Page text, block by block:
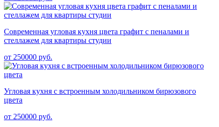
Современная угловая кухня цвета графит с пеналами и
стеллажем для квартиры студии
от 250000 руб.
Угловая кухня с встроенным холодильником бирюзового
цвета
от 250000 руб.